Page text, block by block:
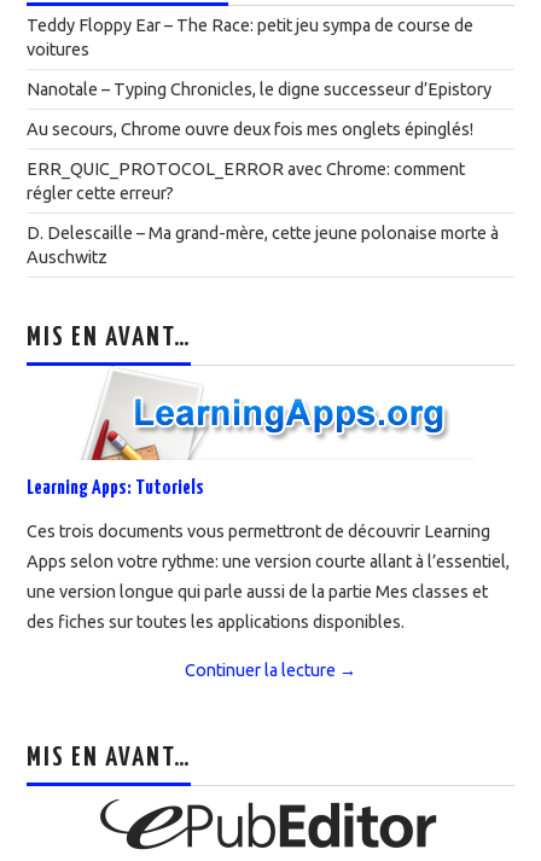
Teddy Floppy Ear – The Race: petit jeu sympa de course de
voitures
Nanotale – Typing Chronicles, le digne successeur d’Epistory
Au secours, Chrome ouvre deux fois mes onglets épinglés!
ERR_QUIC_PROTOCOL_ERROR avec Chrome: comment
régler cette erreur?
D. Delescaille – Ma grand-mère, cette jeune polonaise morte à
Auschwitz
MIS EN AVANT…
Learning Apps: Tutoriels
Ces trois documents vous permettront de découvrir Learning
Apps selon votre rythme: une version courte allant à l’essentiel,
une version longue qui parle aussi de la partie Mes classes et
des fiches sur toutes les applications disponibles.
Continuer la lecture →
MIS EN AVANT…